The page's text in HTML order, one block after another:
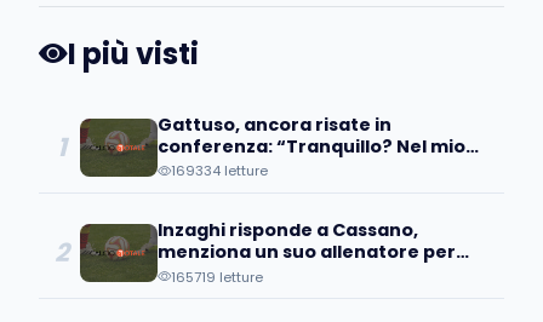
I più visti
1
Gattuso, ancora risate in
conferenza: “Tranquillo? Nel mio
paese sei morto”
169334 letture
2
Inzaghi risponde a Cassano,
menziona un suo allenatore per
stopparlo
165719 letture